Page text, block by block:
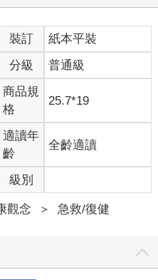
裝訂
紙本平裝
分級 普通級
商品規
格
25.7*19
適讀年
齡
全齡適讀
級別
觀念 ＞ 急救/復健